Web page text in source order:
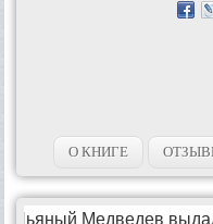
О КНИГЕ